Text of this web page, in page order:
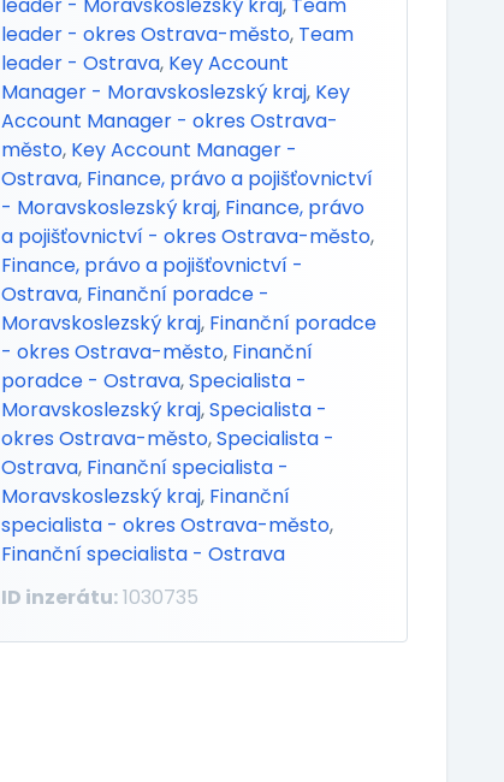
leader - okres Ostrava-město, Team
leader - Ostrava, Key Account
Manager - Moravskoslezský kraj, Key
Account Manager - okres Ostrava-
město, Key Account Manager -
Ostrava, Finance, právo a pojišťovnictví
- Moravskoslezský kraj, Finance, právo
a pojišťovnictví - okres Ostrava-město,
Finance, právo a pojišťovnictví -
Ostrava, Finanční poradce -
Moravskoslezský kraj, Finanční poradce
- okres Ostrava-město, Finanční
poradce - Ostrava,Specialista -
Moravskoslezský kraj,Specialista -
okres Ostrava-město,Specialista -
Ostrava, Finanční specialista -
Moravskoslezský kraj, Finanční
specialista - okres Ostrava-město,
Finanční specialista - Ostrava
ID inzerátu:1030735